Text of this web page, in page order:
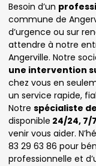
Besoin d’un
commune de
d’urgence ou sur
attendre à notre
Angerville. Notre
une intervention
chez vous en
un service rapide,
Notre spécialiste
disponible 24/24, 7/
venir vous aider.
83 29 63 86 pour
professionnelle et